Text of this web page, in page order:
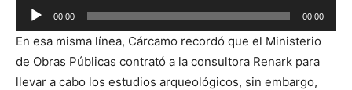
Reproductor
de
audio
00:00 00:00
En esa misma línea, Cárcamo recordó que el Ministerio
de Obras Públicas contrató a la consultora Renark para
llevar a cabo los estudios arqueológicos, sin embargo,